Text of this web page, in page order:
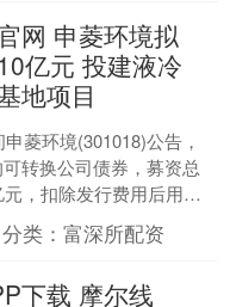
网 申菱环境拟
亿元 投建液冷
地项目
菱环境(301018)公告，
转换公司债券，募资总
，扣除发行费用后用于
地项目及补充流动资
分类：富深所配资
下载 摩尔线